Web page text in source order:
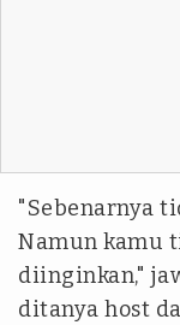
"Sebenarnya
Namun kamu
diinginkan,"
ditanya host